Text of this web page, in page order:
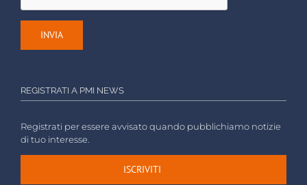
REGISTRATI A PMI NEWS
Registrati per essere avvisato quando pubblichiamo notizie
di tuo interesse.
ISCRIVITI